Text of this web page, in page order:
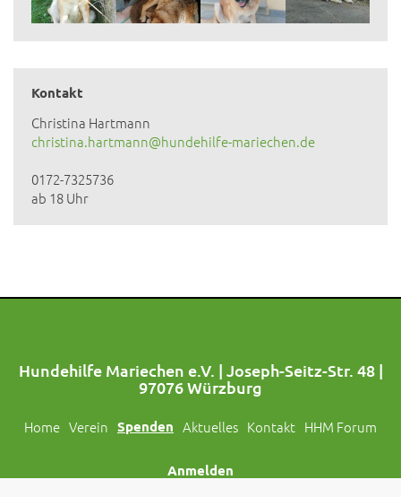
Kontakt
Christina Hartmann
christina.hartmann@hundehilfe-mariechen.de
0172-7325736
ab 18 Uhr
Hundehilfe Mariechen e.V. | Joseph-Seitz-Str. 48 |
97076 Würzburg
Home Verein Spenden Aktuelles Kontakt HHM Forum
Anmelden